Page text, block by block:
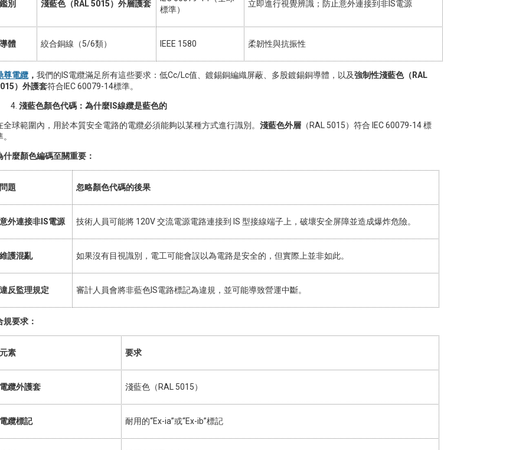
鑑別 淺藍色（RAL 5015）外層護套
標準）
立即進行視覺辨識；防止意外連接到非IS電源
導體 絞合銅線（5/6類） IEEE 1580 柔韌性與抗振性
尊電纜， 我們的IS電纜滿足所有這些要求：低Cc/Lc值、鍍錫銅編織屏蔽、多股鍍錫銅導體，以及強制性淺藍色（RAL
）外護套符合IEC 60079-14標準。
淺藍色顏色代碼：為什麼IS線纜是藍色的
全球範圍內，用於本質安全電路的電纜必須能夠以某種方式進行識別。 淺藍色外層 （RAL 5015）符合 IEC 60079-14 標
什麼顏色編碼至關重要：
問題 忽略顏色代碼的後果
意外連接非IS電源 技術人員可能將 120V 交流電源電路連接到 IS 型接線端子上，破壞安全屏障並造成爆炸危險。
維護混亂 如果沒有目視識別，電工可能會誤以為電路是安全的，但實際上並非如此。
違反監理規定 審計人員會將非藍色IS電路標記為違規，並可能導致營運中斷。
規要求：
元素 要求
電纜外護套 淺藍色（RAL 5015）
電纜標記 耐用的“Ex-ia”或“Ex-ib”標記